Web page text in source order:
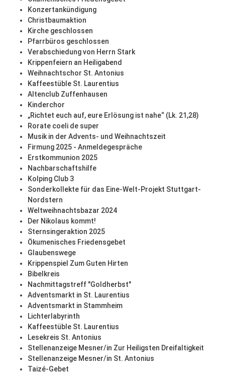
Konzertankündigung
Christbaumaktion
Kirche geschlossen
Pfarrbüros geschlossen
Verabschiedung von Herrn Stark
Krippenfeiern an Heiligabend
Weihnachtschor St. Antonius
Kaffeestüble St. Laurentius
Altenclub Zuffenhausen
Kinderchor
„Richtet euch auf, eure Erlösung ist nahe“ (Lk. 21,28)
Rorate coeli de super
Musik in der Advents- und Weihnachtszeit
Firmung 2025 - Anmeldegespräche
Erstkommunion 2025
Nachbarschaftshilfe
Kolping Club 3
Sonderkollekte für das Eine-Welt-Projekt Stuttgart-
Nordstern
Weltweihnachtsbazar 2024
Der Nikolaus kommt!
Sternsingeraktion 2025
Ökumenisches Friedensgebet
Glaubenswege
Krippenspiel Zum Guten Hirten
Bibelkreis
Nachmittagstreff "Goldherbst"
Adventsmarkt in St. Laurentius
Adventsmarkt in Stammheim
Lichterlabyrinth
Kaffeestüble St. Laurentius
Lesekreis St. Antonius
Stellenanzeige Mesner/in Zur Heiligsten Dreifaltigkeit
Stellenanzeige Mesner/in St. Antonius
Taizé-Gebet